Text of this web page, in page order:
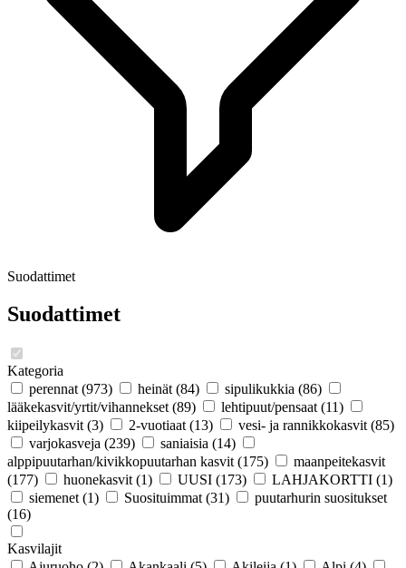
Suodattimet
Suodattimet
Kategoria
perennat (973) heinät (84) sipulikukkia (86)
lääkekasvit/yrtit/vihannekset (89) lehtipuut/pensaat (11)
kiipeilykasvit (3) 2-vuotiaat (13) vesi- ja rannikkokasvit (85)
varjokasveja (239) saniaisia (14)
alppipuutarhan/kivikkopuutarhan kasvit (175)
maanpeitekasvit
(177)
huonekasvit (1) UUSI (173) LAHJAKORTTI (1)
siemenet (1) Suosituimmat (31)
puutarhurin suositukset
(16)
Kasvilajit